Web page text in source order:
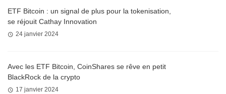
ETF Bitcoin : un signal de plus pour la tokenisation,
se réjouit Cathay Innovation
24 janvier 2024
Avec les ETF Bitcoin, CoinShares se rêve en petit
BlackRock de la crypto
17 janvier 2024